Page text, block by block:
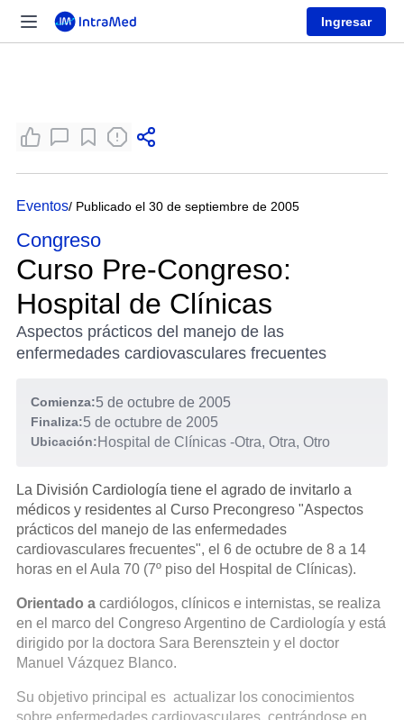
Ingresar
Eventos/ Publicado el 30 de septiembre de 2005
Congreso
Curso Pre-Congreso:
Hospital de Clínicas
Aspectos prácticos del manejo de las
enfermedades cardiovasculares frecuentes
Comienza:5 de octubre de 2005
Finaliza:5 de octubre de 2005
Ubicación:Hospital de Clínicas -Otra, Otra, Otro
La División Cardiología tiene el agrado de invitarlo a
médicos y residentes al Curso Precongreso "Aspectos
prácticos del manejo de las enfermedades
cardiovasculares frecuentes", el 6 de octubre de 8 a 14
horas en el Aula 70 (7º piso del Hospital de Clínicas).
Orientado a cardiólogos, clínicos e internistas, se realiza
en el marco del Congreso Argentino de Cardiología y está
dirigido por la doctora Sara Berensztein y el doctor
Manuel Vázquez Blanco.
Su objetivo principal es actualizar los conocimientos
sobre enfermedades cardiovasculares, centrándose en